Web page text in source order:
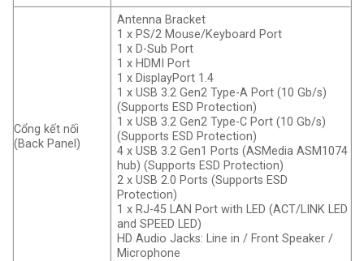
Cổng kết nối
(Back Panel)
Antenna Bracket
1 x PS/2 Mouse/Keyboard Port
1 x D-Sub Port
1 x HDMI Port
1 x DisplayPort 1.4
1 x USB 3.2 Gen2 Type-A Port (10 Gb/s)
(Supports ESD Protection)
1 x USB 3.2 Gen2 Type-C Port (10 Gb/s)
(Supports ESD Protection)
4 x USB 3.2 Gen1 Ports (ASMedia ASM1074
hub) (Supports ESD Protection)
2 x USB 2.0 Ports (Supports ESD
Protection)
1 x RJ-45 LAN Port with LED (ACT/LINK LED
and SPEED LED)
HD Audio Jacks: Line in / Front Speaker /
Microphone